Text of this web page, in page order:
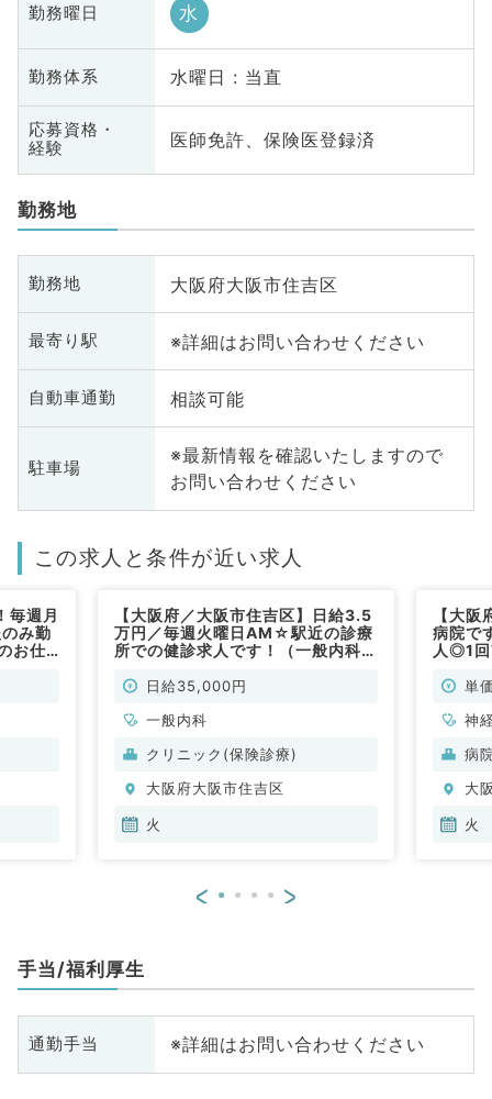
勤務曜日 水
勤務体系 水曜日 : 当直
応募資格・
経験
医師免許、保険医登録済
勤務地
勤務地 大阪府大阪市住吉区
最寄り駅 ※詳細はお問い合わせください
自動車通勤 相談可能
駐車場
※最新情報を確認いたしますので
お問い合わせください
この求人と条件が近い求人
毎週月
み勤
お仕
【大阪府／大阪市住吉区】日給3.5
万円／毎週火曜日AM☆駅近の診療
所での健診求人です！（一般内科／
日給35,000円
一般内科
クリニック(保険診療)
大阪府大阪市住吉区
火
【大
病院で
人◎1
非常勤
単
神
科
内
病
大
火
< >
手当/福利厚生
通勤手当 ※詳細はお問い合わせください